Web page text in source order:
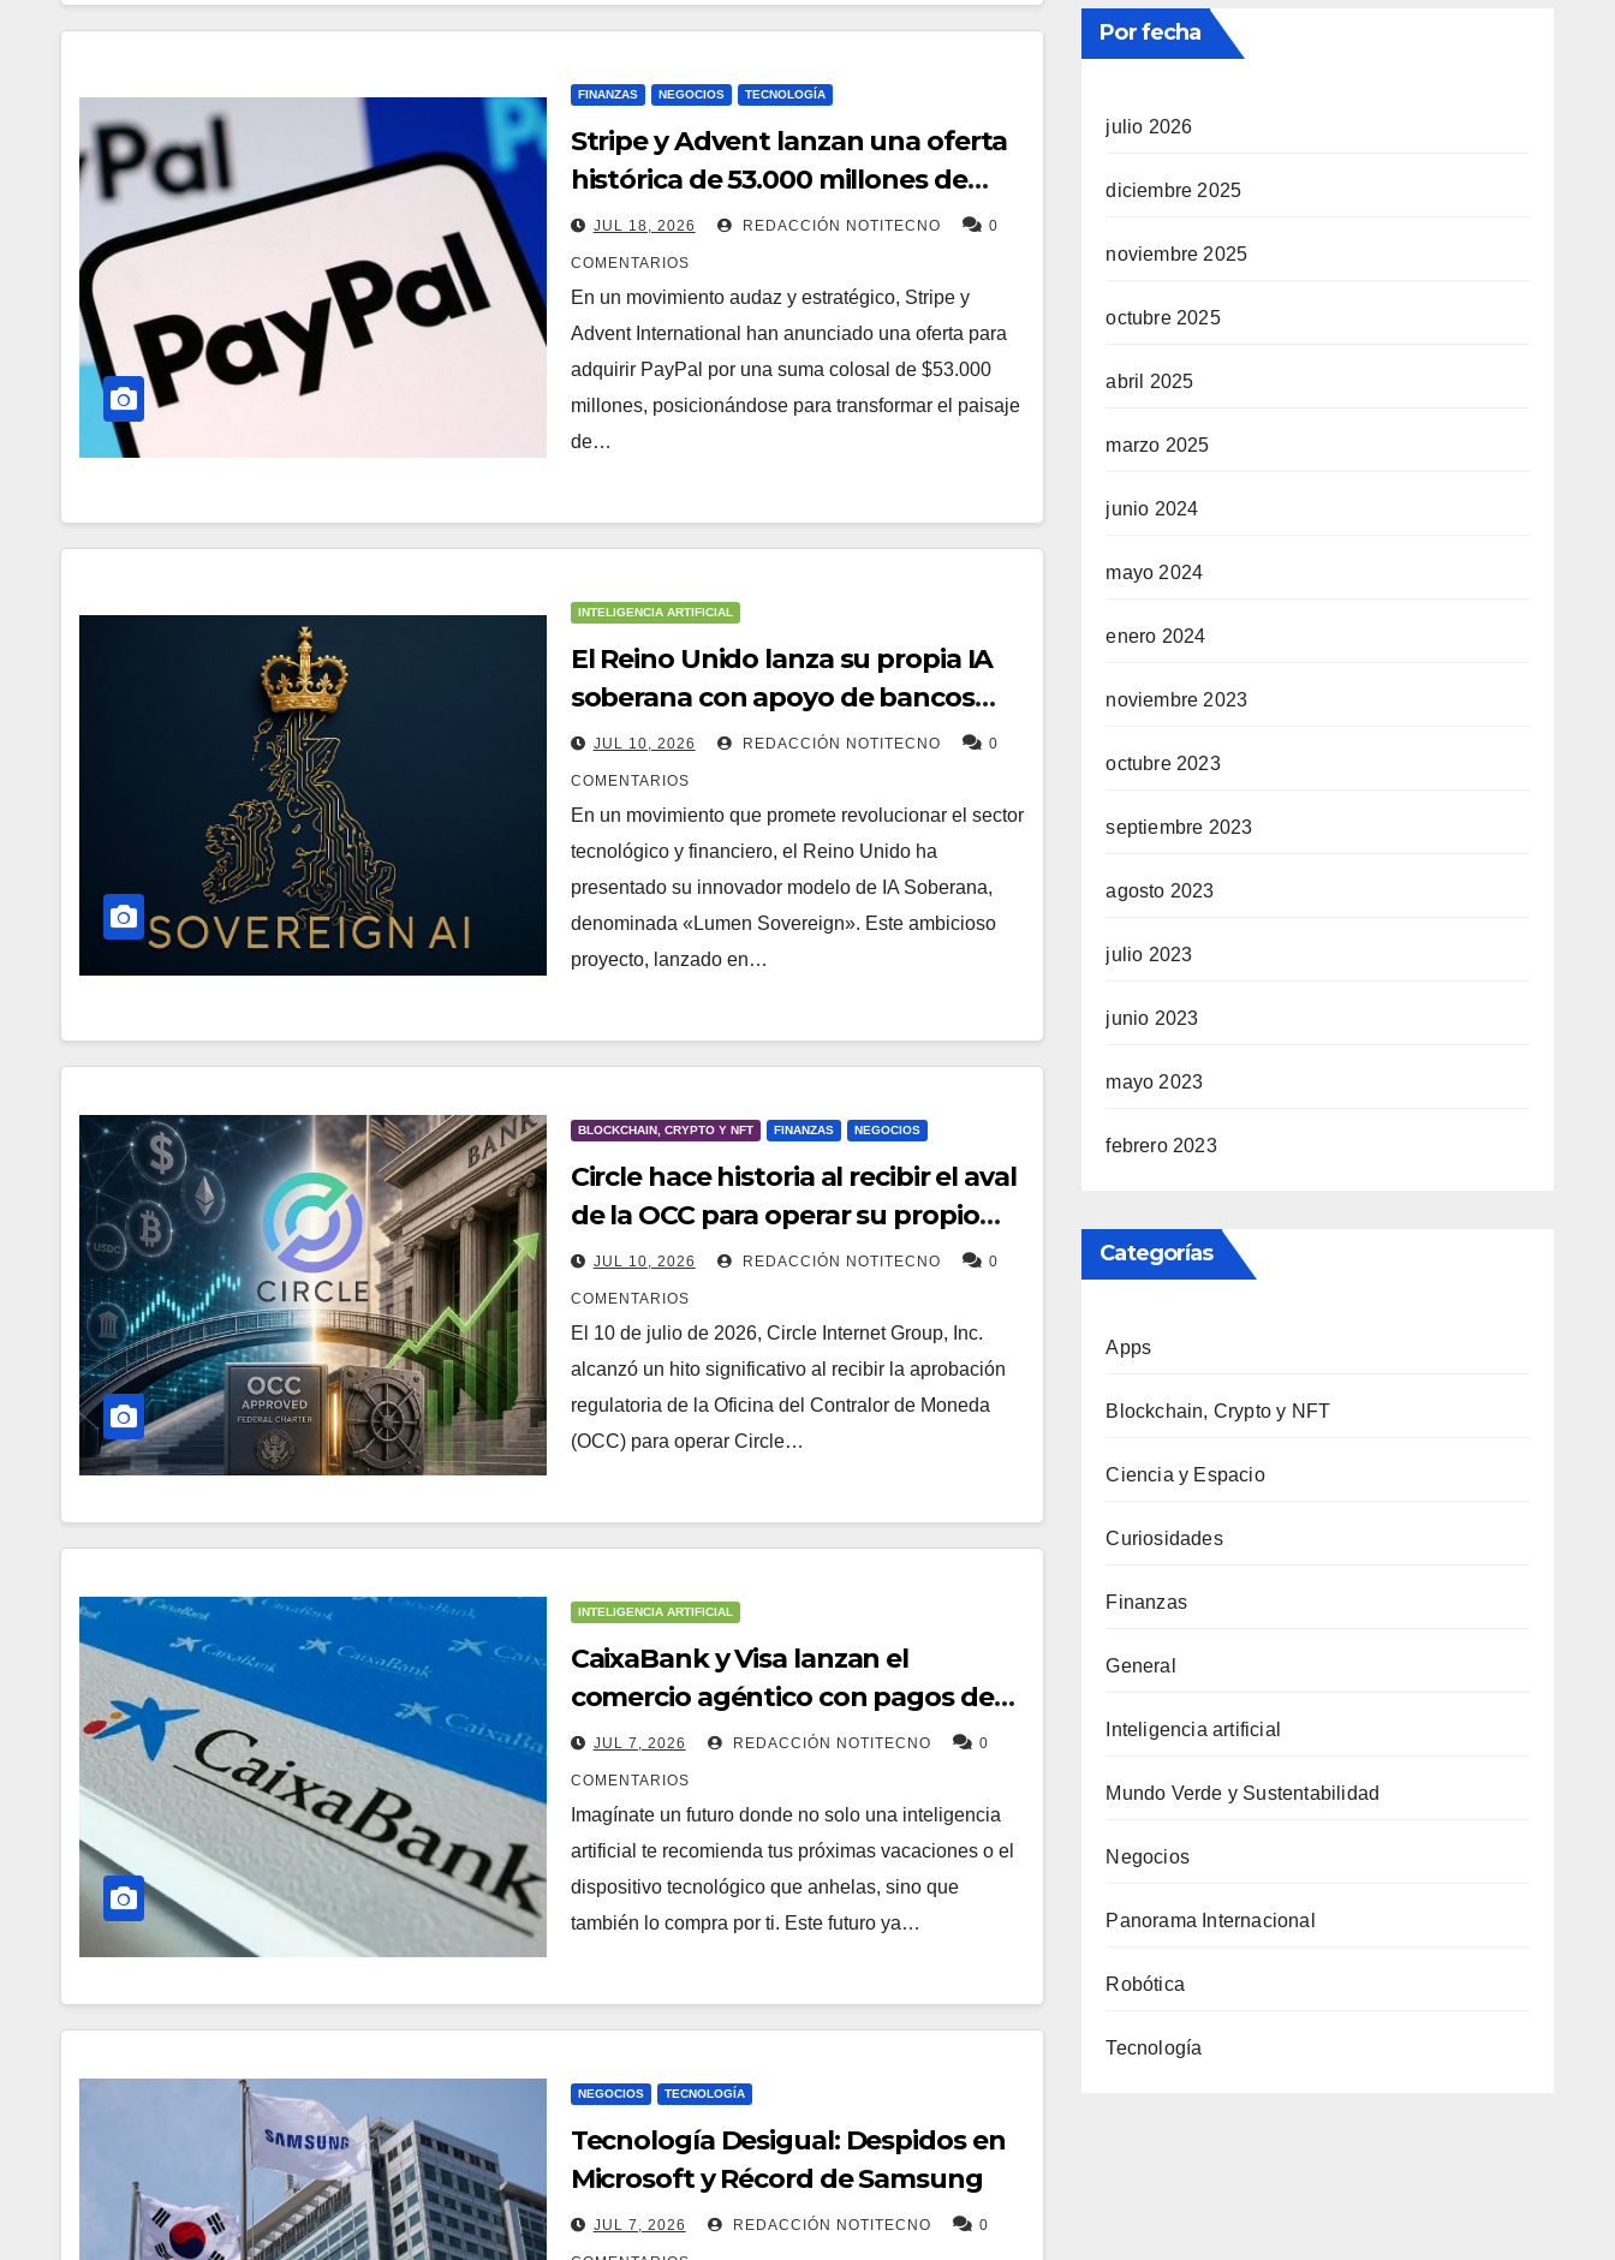
FINANZAS NEGOCIOS TECNOLOGÍA
Stripe y Advent lanzan una oferta
histórica de 53.000 millones de
dólares para comprar PayPal
JUL 18, 2026 REDACCIÓN NOTITECNO 0
COMENTARIOS
En un movimiento audaz y estratégico, Stripe y
Advent International han anunciado una oferta para
adquirir PayPal por una suma colosal de $53.000
millones, posicionándose para transformar el paisaje
de…
INTELIGENCIA ARTIFICIAL
El Reino Unido lanza su propia IA
soberana con apoyo de bancos
líderes
JUL 10, 2026 REDACCIÓN NOTITECNO 0
COMENTARIOS
En un movimiento que promete revolucionar el sector
tecnológico y financiero, el Reino Unido ha
presentado su innovador modelo de IA Soberana,
denominada «Lumen Sovereign». Este ambicioso
proyecto, lanzado en…
BLOCKCHAIN, CRYPTO Y NFT FINANZAS NEGOCIOS
Circle hace historia al recibir el aval
de la OCC para operar su propio
banco en EE.UU.
JUL 10, 2026 REDACCIÓN NOTITECNO 0
COMENTARIOS
El 10 de julio de 2026, Circle Internet Group, Inc.
alcanzó un hito significativo al recibir la aprobación
regulatoria de la Oficina del Contralor de Moneda
(OCC) para operar Circle…
INTELIGENCIA ARTIFICIAL
CaixaBank y Visa lanzan el
comercio agéntico con pagos de
IAJUL 7, 2026 REDACCIÓN NOTITECNO 0
COMENTARIOS
Imagínate un futuro donde no solo una inteligencia
artificial te recomienda tus próximas vacaciones o el
dispositivo tecnológico que anhelas, sino que
también lo compra por ti. Este futuro ya…
NEGOCIOS TECNOLOGÍA
Tecnología Desigual: Despidos en
Microsoft y Récord de Samsung
JUL 7, 2026 REDACCIÓN NOTITECNO 0
Por fecha
julio 2026
diciembre 2025
noviembre 2025
octubre 2025
abril 2025
marzo 2025
junio 2024
mayo 2024
enero 2024
noviembre 2023
octubre 2023
septiembre 2023
agosto 2023
julio 2023
junio 2023
mayo 2023
febrero 2023
Categorías
Apps
Blockchain, Crypto y NFT
Ciencia y Espacio
Curiosidades
Finanzas
General
Inteligencia artificial
Mundo Verde y Sustentabilidad
Negocios
Panorama Internacional
Robótica
Tecnología